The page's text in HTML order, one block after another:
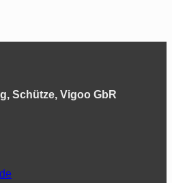
Schütze, Vigoo GbR